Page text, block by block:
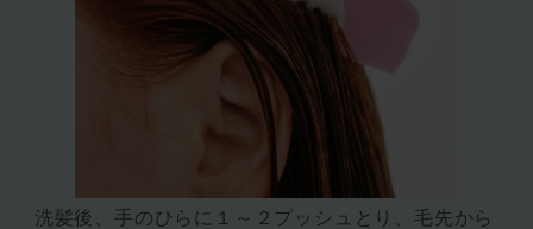
洗髪後、手のひらに１～２プッシュとり、毛先から